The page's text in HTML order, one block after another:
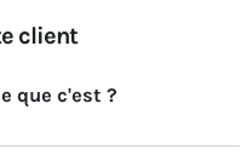
client
que c'est ?